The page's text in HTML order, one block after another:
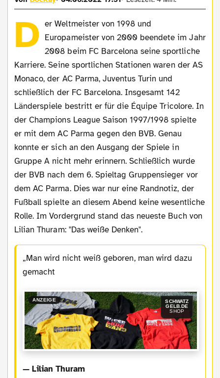
D er Weltmeister von 1998 und
Europameister von 2000 beendete im Jahr
2008 beim FC Barcelona seine sportliche
Karriere. Seine sportlichen Stationen waren der AS
Monaco, der AC Parma, Juventus Turin und
schließlich der FC Barcelona. Insgesamt 142
Länderspiele bestritt er für die Équipe Tricolore. In
der Champions League Saison 1997/1998 spielte
er mit dem AC Parma gegen den BVB. Genau
konnte er sich an den Ausgang der Spiele in
Gruppe A nicht mehr erinnern. Schließlich wurde
der BVB nach dem 6. Spieltag Gruppensieger vor
dem AC Parma. Dies war nur eine Randnotiz, der
Fußball spielte an diesem Abend keine wesentliche
Rolle. Im Vordergrund stand das neueste Buch von
Lilian Thuram: "Das weiße Denken".
Man wird nicht weiß geboren, man wird dazu
gemacht
ANZEIGE
SCHWATZ
GELB.DE
SHOP
— Lilian Thuram